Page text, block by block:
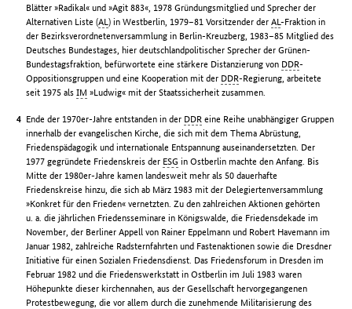
Blätter »Radikal« und »Agit 883«, 1978 Gründungsmitglied und Sprecher der
Alternativen Liste (AL) in Westberlin, 1979–81 Vorsitzender derAL-Fraktion in
der Bezirksverordnetenversammlung in Berlin-Kreuzberg, 1983–85 Mitglied des
Deutsches Bundestages, hier deutschlandpolitischer Sprecher der Grünen-
Bundestagsfraktion, befürwortete eine stärkere Distanzierung von DDR-
Oppositionsgruppen und eine Kooperation mit der DDR-Regierung, arbeitete
seit 1975 alsIM »Ludwig« mit der Staatssicherheit zusammen.
Ende der 1970er-Jahre entstanden in der DDR eine Reihe unabhängiger Gruppen
innerhalb der evangelischen Kirche, die sich mit dem Thema Abrüstung,
Friedenspädagogik und internationale Entspannung auseinandersetzten. Der
1977 gegründete Friedenskreis der ESG in Ostberlin machte den Anfang. Bis
Mitte der 1980er-Jahre kamen landesweit mehr als 50 dauerhafte
Friedenskreise hinzu, die sich ab März 1983 mit der Delegiertenversammlung
»Konkret für den Frieden« vernetzten. Zu den zahlreichen Aktionen gehörten
u. a. die jährlichen Friedensseminare in Königswalde, die Friedensdekade im
November, der Berliner Appell von Rainer Eppelmann und Robert Havemann im
Januar 1982, zahlreiche Radsternfahrten und Fastenaktionen sowie die Dresdner
Initiative für einen Sozialen Friedensdienst. Das Friedensforum in Dresden im
Februar 1982 und die Friedenswerkstatt in Ostberlin im Juli 1983 waren
Höhepunkte dieser kirchennahen, aus der Gesellschaft hervorgegangenen
Protestbewegung, die vor allem durch die zunehmende Militarisierung des